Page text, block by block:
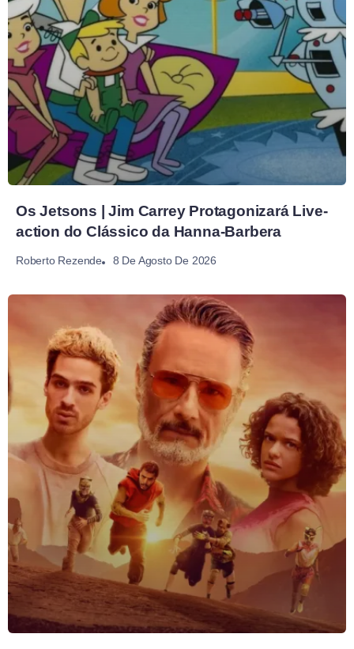
Os Jetsons | Jim Carrey Protagonizará Live-
action do Clássico da Hanna-Barbera
Roberto Rezende 8 De Agosto De 2026